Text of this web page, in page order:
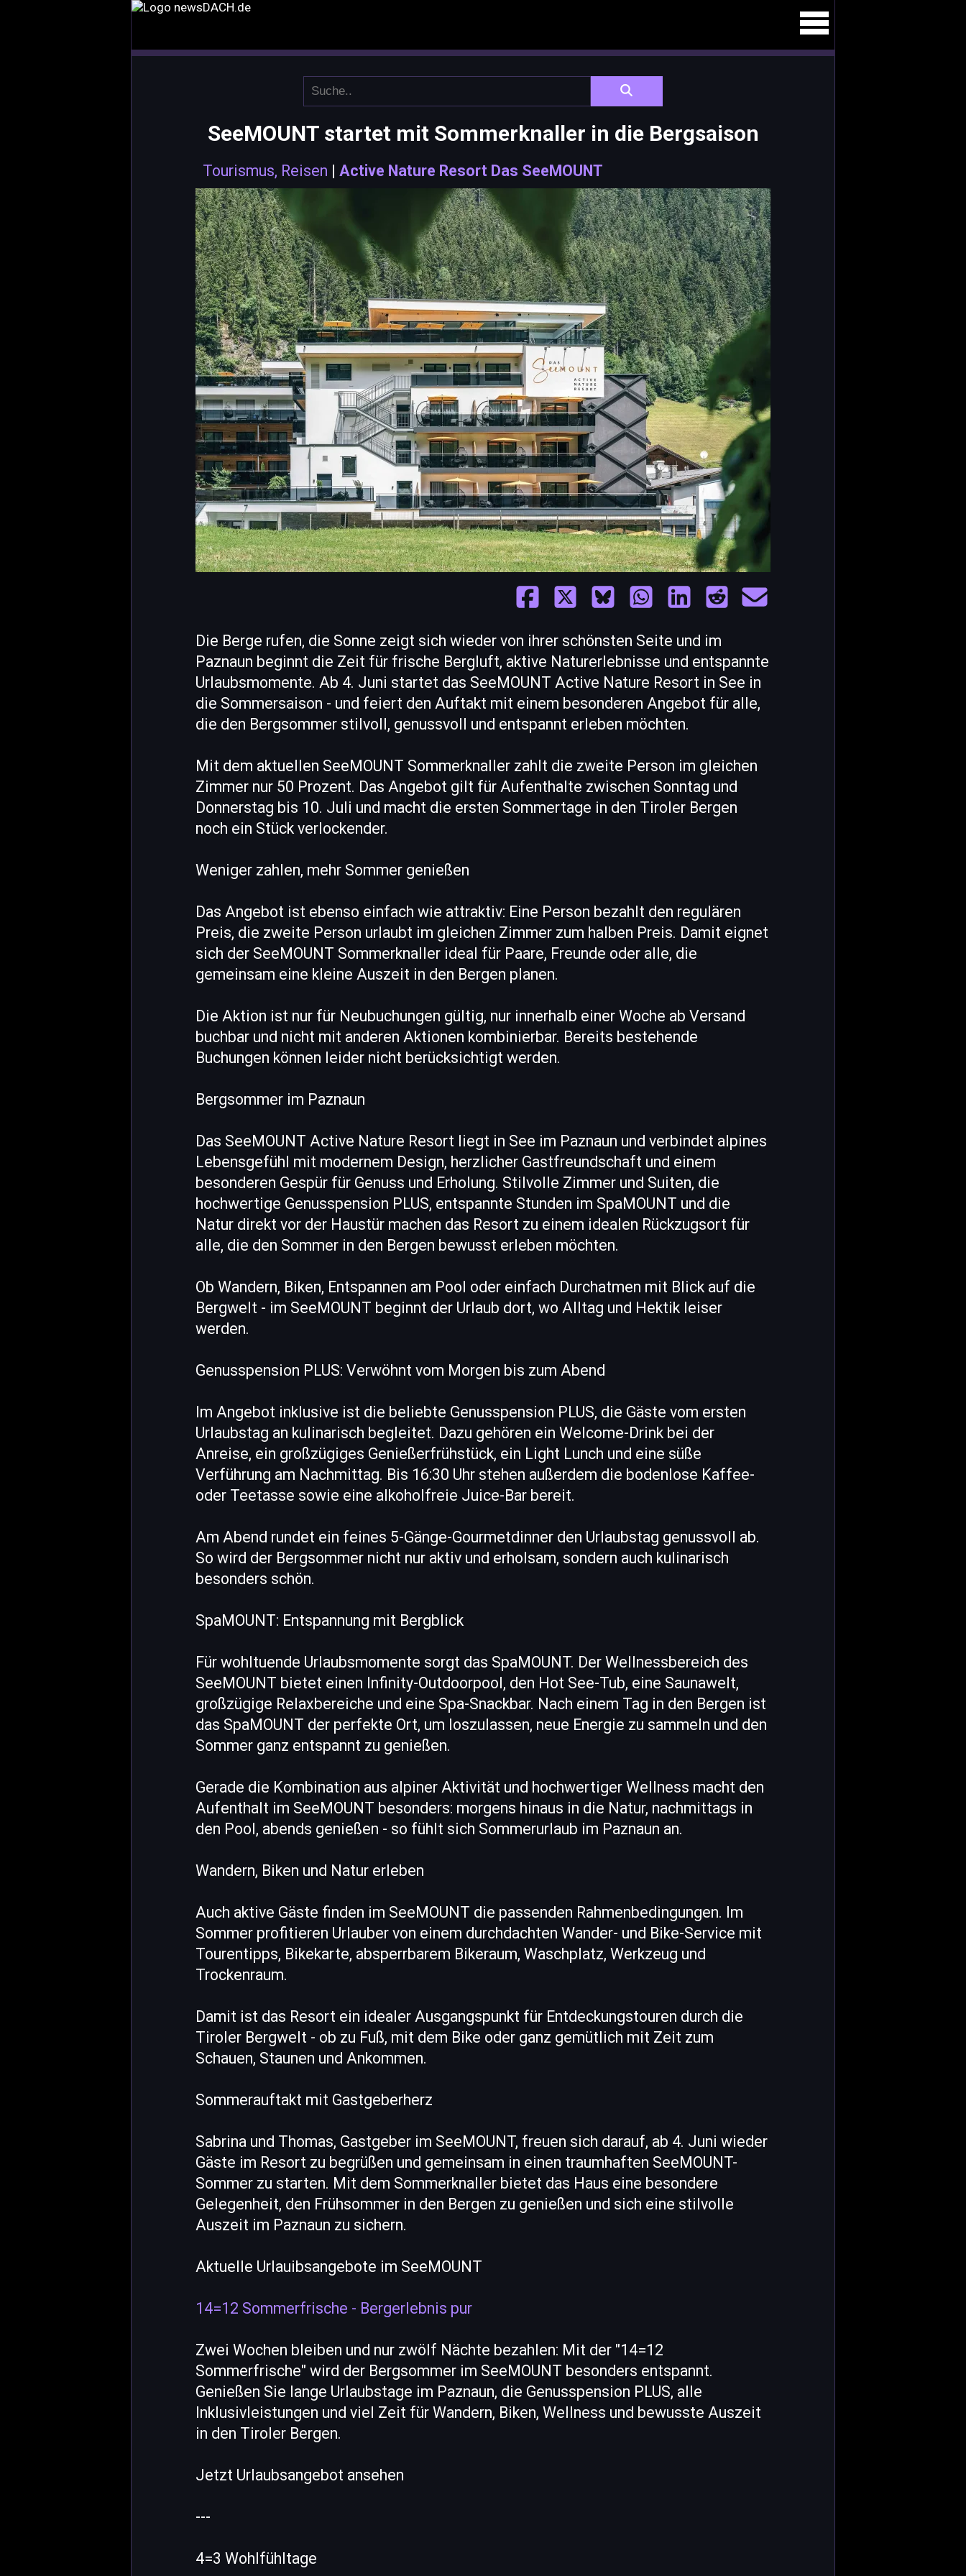
SeeMOUNT startet mit Sommerknaller in die Bergsaison
Tourismus, Reisen | Active Nature Resort Das SeeMOUNT
Die Berge rufen, die Sonne zeigt sich wieder von ihrer schönsten Seite und im
Paznaun beginnt die Zeit für frische Bergluft, aktive Naturerlebnisse und entspannte
Urlaubsmomente. Ab 4. Juni startet das SeeMOUNT Active Nature Resort in See in
die Sommersaison - und feiert den Auftakt mit einem besonderen Angebot für alle,
die den Bergsommer stilvoll, genussvoll und entspannt erleben möchten.
Mit dem aktuellen SeeMOUNT Sommerknaller zahlt die zweite Person im gleichen
Zimmer nur 50 Prozent. Das Angebot gilt für Aufenthalte zwischen Sonntag und
Donnerstag bis 10. Juli und macht die ersten Sommertage in den Tiroler Bergen
noch ein Stück verlockender.
Weniger zahlen, mehr Sommer genießen
Das Angebot ist ebenso einfach wie attraktiv: Eine Person bezahlt den regulären
Preis, die zweite Person urlaubt im gleichen Zimmer zum halben Preis. Damit eignet
sich der SeeMOUNT Sommerknaller ideal für Paare, Freunde oder alle, die
gemeinsam eine kleine Auszeit in den Bergen planen.
Die Aktion ist nur für Neubuchungen gültig, nur innerhalb einer Woche ab Versand
buchbar und nicht mit anderen Aktionen kombinierbar. Bereits bestehende
Buchungen können leider nicht berücksichtigt werden.
Bergsommer im Paznaun
Das SeeMOUNT Active Nature Resort liegt in See im Paznaun und verbindet alpines
Lebensgefühl mit modernem Design, herzlicher Gastfreundschaft und einem
besonderen Gespür für Genuss und Erholung. Stilvolle Zimmer und Suiten, die
hochwertige Genusspension PLUS, entspannte Stunden im SpaMOUNT und die
Natur direkt vor der Haustür machen das Resort zu einem idealen Rückzugsort für
alle, die den Sommer in den Bergen bewusst erleben möchten.
Ob Wandern, Biken, Entspannen am Pool oder einfach Durchatmen mit Blick auf die
Bergwelt - im SeeMOUNT beginnt der Urlaub dort, wo Alltag und Hektik leiser
werden.
Genusspension PLUS: Verwöhnt vom Morgen bis zum Abend
Im Angebot inklusive ist die beliebte Genusspension PLUS, die Gäste vom ersten
Urlaubstag an kulinarisch begleitet. Dazu gehören ein Welcome-Drink bei der
Anreise, ein großzügiges Genießerfrühstück, ein Light Lunch und eine süße
Verführung am Nachmittag. Bis 16:30 Uhr stehen außerdem die bodenlose Kaffee-
oder Teetasse sowie eine alkoholfreie Juice-Bar bereit.
Am Abend rundet ein feines 5-Gänge-Gourmetdinner den Urlaubstag genussvoll ab.
So wird der Bergsommer nicht nur aktiv und erholsam, sondern auch kulinarisch
besonders schön.
SpaMOUNT: Entspannung mit Bergblick
Für wohltuende Urlaubsmomente sorgt das SpaMOUNT. Der Wellnessbereich des
SeeMOUNT bietet einen Infinity-Outdoorpool, den Hot See-Tub, eine Saunawelt,
großzügige Relaxbereiche und eine Spa-Snackbar. Nach einem Tag in den Bergen ist
das SpaMOUNT der perfekte Ort, um loszulassen, neue Energie zu sammeln und den
Sommer ganz entspannt zu genießen.
Gerade die Kombination aus alpiner Aktivität und hochwertiger Wellness macht den
Aufenthalt im SeeMOUNT besonders: morgens hinaus in die Natur, nachmittags in
den Pool, abends genießen - so fühlt sich Sommerurlaub im Paznaun an.
Wandern, Biken und Natur erleben
Auch aktive Gäste finden im SeeMOUNT die passenden Rahmenbedingungen. Im
Sommer profitieren Urlauber von einem durchdachten Wander- und Bike-Service mit
Tourentipps, Bikekarte, absperrbarem Bikeraum, Waschplatz, Werkzeug und
Trockenraum.
Damit ist das Resort ein idealer Ausgangspunkt für Entdeckungstouren durch die
Tiroler Bergwelt - ob zu Fuß, mit dem Bike oder ganz gemütlich mit Zeit zum
Schauen, Staunen und Ankommen.
Sommerauftakt mit Gastgeberherz
Sabrina und Thomas, Gastgeber im SeeMOUNT, freuen sich darauf, ab 4. Juni wieder
Gäste im Resort zu begrüßen und gemeinsam in einen traumhaften SeeMOUNT-
Sommer zu starten. Mit dem Sommerknaller bietet das Haus eine besondere
Gelegenheit, den Frühsommer in den Bergen zu genießen und sich eine stilvolle
Auszeit im Paznaun zu sichern.
Aktuelle Urlauibsangebote im SeeMOUNT
14=12 Sommerfrische - Bergerlebnis pur
Zwei Wochen bleiben und nur zwölf Nächte bezahlen: Mit der "14=12
Sommerfrische" wird der Bergsommer im SeeMOUNT besonders entspannt.
Genießen Sie lange Urlaubstage im Paznaun, die Genusspension PLUS, alle
Inklusivleistungen und viel Zeit für Wandern, Biken, Wellness und bewusste Auszeit
in den Tiroler Bergen.
Jetzt Urlaubsangebot ansehen
---
4=3 Wohlfühltage